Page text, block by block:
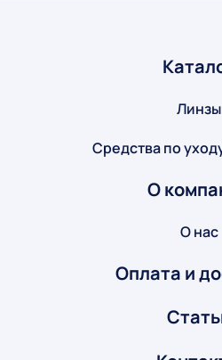
Линзы
Средства по
О
О нас
Оплата и